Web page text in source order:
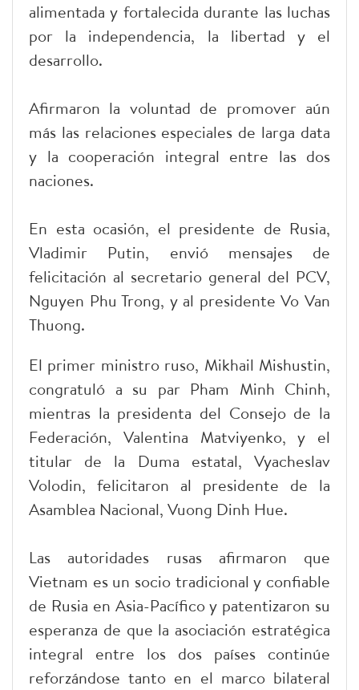
alimentada y fortalecida durante las luchas
por la independencia, la libertad y el
desarrollo.
Afirmaron la voluntad de promover aún
más las relaciones especiales de larga data
y la cooperación integral entre las dos
naciones.
En esta ocasión, el presidente de Rusia,
Vladimir Putin, envió mensajes de
felicitación al secretario general del PCV,
Nguyen Phu Trong, y al presidente Vo Van
Thuong.
El primer ministro ruso, Mikhail Mishustin,
congratuló a su par Pham Minh Chinh,
mientras la presidenta del Consejo de la
Federación, Valentina Matviyenko, y el
titular de la Duma estatal, Vyacheslav
Volodin, felicitaron al presidente de la
Asamblea Nacional, Vuong Dinh Hue.
Las autoridades rusas afirmaron que
Vietnam es un socio tradicional y confiable
de Rusia en Asia-Pacífico y patentizaron su
esperanza de que la asociación estratégica
integral entre los dos países continúe
reforzándose tanto en el marco bilateral